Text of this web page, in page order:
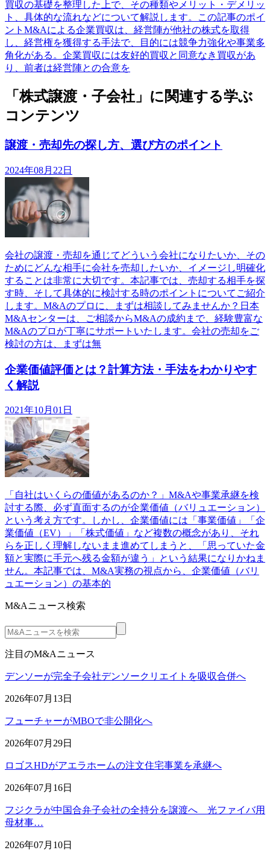
買収の基礎を整理した上で、その種類やメリット・デメリッ
ト、具体的な流れなどについて解説します。この記事のポイ
ントM&Aによる企業買収は、経営陣が他社の株式を取得
し、経営権を獲得する手法で、目的には競争力強化や事業多
角化がある。企業買収には友好的買収と同意なき買収があ
り、前者は経営陣との合意を
「株式譲渡・子会社」に関連する学ぶ
コンテンツ
譲渡・売却先の探し方、選び方のポイント
2024年08月22日
会社の譲渡・売却を通じてどういう会社になりたいか、その
ためにどんな相手に会社を売却したいか、イメージし明確化
することは非常に大切です。本記事では、売却する相手を探
す時、そして具体的に検討する時のポイントについてご紹介
します。M&Aのプロに、まずは相談してみませんか？日本
M&Aセンターは、ご相談からM&Aの成約まで、経験豊富な
M&Aのプロが丁寧にサポートいたします。会社の売却をご
検討の方は、まずは無
企業価値評価とは？計算方法・手法をわかりやす
く解説
2021年10月01日
「自社はいくらの価値があるのか？」M&Aや事業承継を検
討する際、必ず直面するのが企業価値（バリュエーション）
という考え方です。しかし、企業価値には「事業価値」「企
業価値（EV）」「株式価値」など複数の概念があり、それ
らを正しく理解しないまま進めてしまうと、「思っていた金
額と実際に手元へ残る金額が違う」という結果になりかねま
せん。本記事では、M&A実務の視点から、企業価値（バリ
ュエーション）の基本的
M&Aニュース検索
注目のM&Aニュース
デンソーが完全子会社デンソークリエイトを吸収合併へ
2026年07月13日
フューチャーがMBOで非公開化へ
2026年07月29日
ロゴスHDがアエラホームの注文住宅事業を承継へ
2026年07月16日
フジクラが中国合弁子会社の全持分を譲渡へ 光ファイバ用
母材事…
2026年07月10日